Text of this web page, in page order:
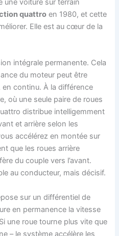
une voiture sur terrain
quattro en 1980, et cette
Elle est au cœur de la
intégrale permanente. Cela
du moteur peut être
continu. À la différence
où une seule paire de roues
distribue intelligemment
et arrière selon les
accélérez en montée sur
que les roues arrière
du couple vers l’avant.
au conducteur, mais décisif.
sur un différentiel de
en permanence la vitesse
une roue tourne plus vite que
– le système accélère les